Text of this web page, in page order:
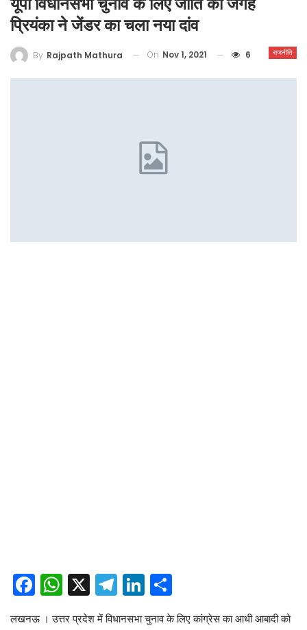
प्रियंका ने जेंडर का चला नया दांव
राजनीति
By Rajpath Mathura On Nov 1, 2021 6
Facebook
WhatsApp
X Telegram
LinkedIn
लखनऊ । उत्तर प्रदेश में विधानसभा चुनाव के लिए कांग्रेस का आधी आबादी को